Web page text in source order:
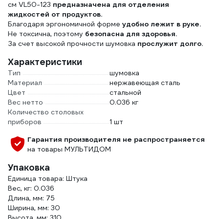
см VL50-123 предназначена для отделения
жидкостей от продуктов.
Благодаря эргономичной форме удобно лежит в руке.
Не токсична, поэтому безопасна для здоровья.
За счет высокой прочности шумовка прослужит долго.
Характеристики
Тип
шумовка
Материал
нержавеющая сталь
Цвет
стальной
Вес нетто
0.036 кг
Количество столовых
приборов
1 шт
Гарантия производителя не распространяется
на товары МУЛЬТИДОМ
Упаковка
Единица товара: Штука
Вес, кг: 0.036
Длина, мм: 75
Ширина, мм: 30